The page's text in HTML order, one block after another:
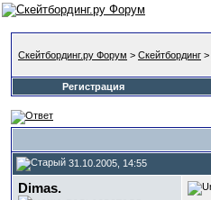
Скейтбординг.ру Форум > Скейтбординг >
Регистрация
31.10.2005, 14:55
Dimas.